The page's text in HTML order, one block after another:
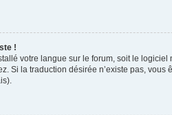
!
votre langue sur le forum, soit le
Si la traduction désirée n’existe pas,